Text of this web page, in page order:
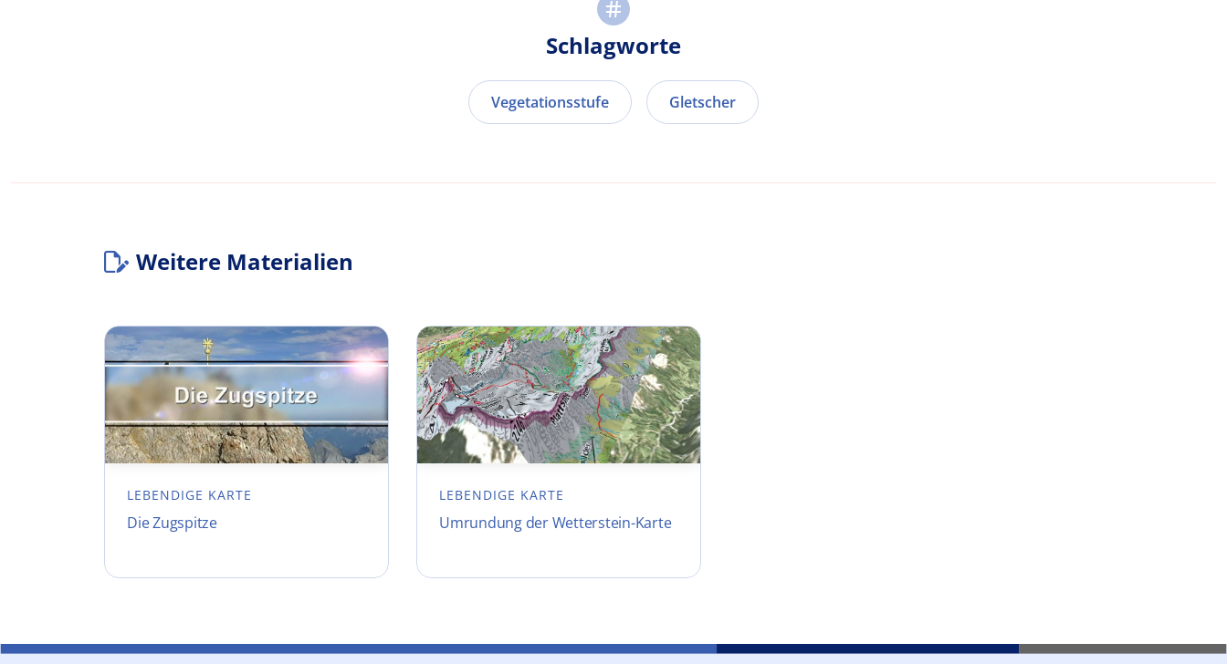
Schlagworte
Vegetationsstufe Gletscher
Weitere Materialien
LEBENDIGE KARTE
Die Zugspitze
LEBENDIGE KARTE
Umrundung der Wetterstein-Karte